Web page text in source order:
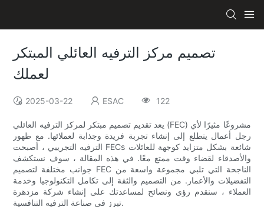
تصميم مركز الترفيه العائلي المبتكر
لعملك
2025-03-22 ESAC 122
يعد تقديم تصميم مبتكر لمركز الترفيه العائلي (FEC) مشروعًا مثيرًا لأي
رجل أعمال يتطلع إلى إنشاء تجربة فريدة وجذابة لعملائها. مع ظهور
الترفيه التجريبي ، أصبحت FECs شائعة بشكل متزايد كوجهة للعائلات
والأصدقاء لقضاء وقت ممتع معًا. في هذه المقالة ، سوف نستكشف
جوانب مختلفة لتصميم FEC الناجحة التي تلبي مجموعة واسعة من
التفضيلات والأعمار. من التصميم والثقة إلى تكامل التكنولوجيا وخدمة
العملاء ، سنقدم رؤى ونصائح لمساعدتك على إنشاء شركة مزدهرة
تبرز في صناعة الترفيه التنافسية.